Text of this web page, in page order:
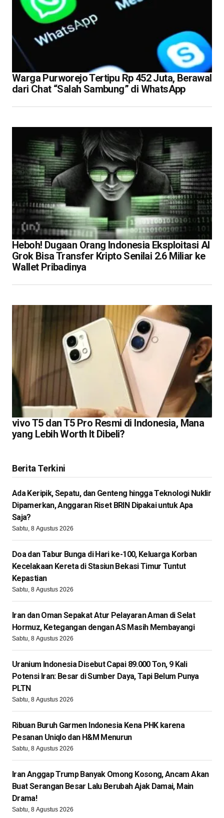
Warga Purworejo Tertipu Rp 452 Juta, Berawal
dari Chat “Salah Sambung” di WhatsApp
Heboh! Dugaan Orang Indonesia Eksploitasi AI
Grok Bisa Transfer Kripto Senilai 2.6 Miliar ke
Wallet Pribadinya
vivo T5 dan T5 Pro Resmi di Indonesia, Mana
yang Lebih Worth It Dibeli?
Berita Terkini
Ada Keripik, Sepatu, dan Genteng hingga Teknologi Nuklir
Dipamerkan, Anggaran Riset BRIN Dipakai untuk Apa
Saja?
Sabtu, 8 Agustus 2026
Doa dan Tabur Bunga di Hari ke-100, Keluarga Korban
Kecelakaan Kereta di Stasiun Bekasi Timur Tuntut
Kepastian
Sabtu, 8 Agustus 2026
Iran dan Oman Sepakat Atur Pelayaran Aman di Selat
Hormuz, Ketegangan dengan AS Masih Membayangi
Sabtu, 8 Agustus 2026
Uranium Indonesia Disebut Capai 89.000 Ton, 9 Kali
Potensi Iran: Besar di Sumber Daya, Tapi Belum Punya
PLTN
Sabtu, 8 Agustus 2026
Ribuan Buruh Garmen Indonesia Kena PHK karena
Pesanan Uniqlo dan H&M Menurun
Sabtu, 8 Agustus 2026
Iran Anggap Trump Banyak Omong Kosong, Ancam Akan
Buat Serangan Besar Lalu Berubah Ajak Damai, Main
Drama!
Sabtu, 8 Agustus 2026